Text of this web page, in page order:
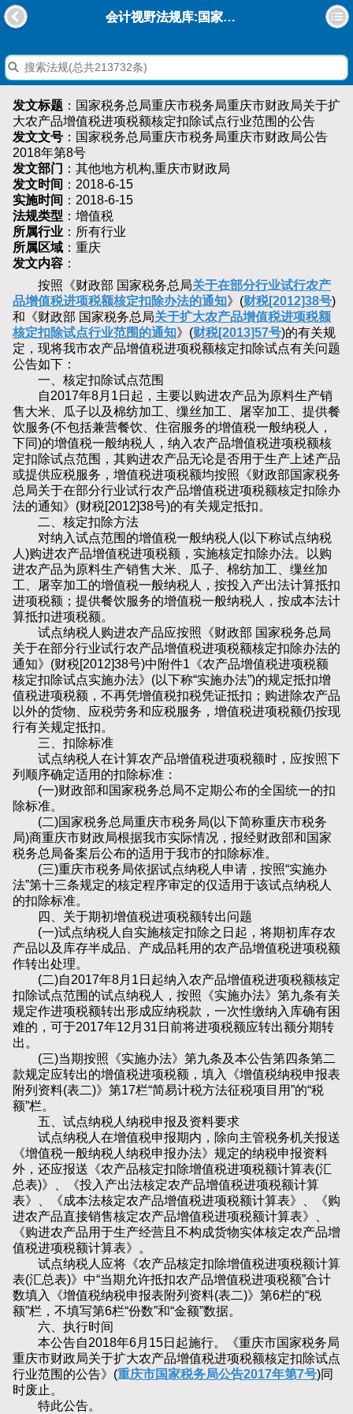
会计视野法规库:国家税务总局重庆市税务局重庆市财政局关于扩大农产品增值税进项税额核定扣除试点行业范围的公告
发文标题 ：国家税务总局重庆市税务局重庆市财政局关于扩
大农产品增值税进项税额核定扣除试点行业范围的公告
发文文号 ：国家税务总局重庆市税务局重庆市财政局公告
2018年第8号
发文部门 ：其他地方机构,重庆市财政局
发文时间 ：2018-6-15
实施时间 ：2018-6-15
法规类型 ：增值税
所属行业 ：所有行业
所属区域 ：重庆
发文内容 ：
按照《财政部 国家税务总局关于在部分行业试行农产
品增值税进项税额核定扣除办法的通知》(财税[2012]38号)
和《财政部 国家税务总局关于扩大农产品增值税进项税额
核定扣除试点行业范围的通知》(财税[2013]57号)的有关规
定，现将我市农产品增值税进项税额核定扣除试点有关问题
公告如下：
一、核定扣除试点范围
自2017年8月1日起，主要以购进农产品为原料生产销
售大米、瓜子以及棉纺加工、缫丝加工、屠宰加工、提供餐
饮服务(不包括兼营餐饮、住宿服务的增值税一般纳税人，
下同)的增值税一般纳税人，纳入农产品增值税进项税额核
定扣除试点范围，其购进农产品无论是否用于生产上述产品
或提供应税服务，增值税进项税额均按照《财政部国家税务
总局关于在部分行业试行农产品增值税进项税额核定扣除办
法的通知》(财税[2012]38号)的有关规定抵扣。
二、核定扣除方法
对纳入试点范围的增值税一般纳税人(以下称试点纳税
人)购进农产品增值税进项税额，实施核定扣除办法。以购
进农产品为原料生产销售大米、瓜子、棉纺加工、缫丝加
工、屠宰加工的增值税一般纳税人，按投入产出法计算抵扣
进项税额；提供餐饮服务的增值税一般纳税人，按成本法计
算抵扣进项税额。
试点纳税人购进农产品应按照《财政部 国家税务总局
关于在部分行业试行农产品增值税进项税额核定扣除办法的
通知》(财税[2012]38号)中附件1《农产品增值税进项税额
核定扣除试点实施办法》(以下称“实施办法”)的规定抵扣增
值税进项税额，不再凭增值税扣税凭证抵扣；购进除农产品
以外的货物、应税劳务和应税服务，增值税进项税额仍按现
行有关规定抵扣。
三、扣除标准
试点纳税人在计算农产品增值税进项税额时，应按照下
列顺序确定适用的扣除标准：
(一)财政部和国家税务总局不定期公布的全国统一的扣
除标准。
(二)国家税务总局重庆市税务局(以下简称重庆市税务
局)商重庆市财政局根据我市实际情况，报经财政部和国家
税务总局备案后公布的适用于我市的扣除标准。
(三)重庆市税务局依据试点纳税人申请，按照“实施办
法”第十三条规定的核定程序审定的仅适用于该试点纳税人
的扣除标准。
四、关于期初增值税进项税额转出问题
(一)试点纳税人自实施核定扣除之日起，将期初库存农
产品以及库存半成品、产成品耗用的农产品增值税进项税额
作转出处理。
(二)自2017年8月1日起纳入农产品增值税进项税额核定
扣除试点范围的试点纳税人，按照《实施办法》第九条有关
规定作进项税额转出形成应纳税款，一次性缴纳入库确有困
难的，可于2017年12月31日前将进项税额应转出额分期转
出。
(三)当期按照《实施办法》第九条及本公告第四条第二
款规定应转出的增值税进项税额，填入《增值税纳税申报表
附列资料(表二)》第17栏“简易计税方法征税项目用”的“税
额”栏。
五、试点纳税人纳税申报及资料要求
试点纳税人在增值税申报期内，除向主管税务机关报送
《增值税一般纳税人纳税申报办法》规定的纳税申报资料
外，还应报送《农产品核定扣除增值税进项税额计算表(汇
总表)》、《投入产出法核定农产品增值税进项税额计算
表》、《成本法核定农产品增值税进项税额计算表》、《购
进农产品直接销售核定农产品增值税进项税额计算表》、
《购进农产品用于生产经营且不构成货物实体核定农产品增
值税进项税额计算表》。
试点纳税人应将《农产品核定扣除增值税进项税额计算
表(汇总表)》中“当期允许抵扣农产品增值税进项税额”合计
数填入《增值税纳税申报表附列资料(表二)》第6栏的“税
额”栏，不填写第6栏“份数”和“金额”数据。
六、执行时间
本公告自2018年6月15日起施行。《重庆市国家税务局
重庆市财政局关于扩大农产品增值税进项税额核定扣除试点
行业范围的公告》(重庆市国家税务局公告2017年第7号)同
时废止。
特此公告。